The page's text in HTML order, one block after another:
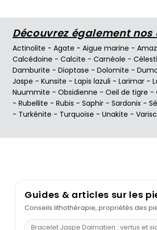
Découvrez également
Actinolite - Agate - Aigue marine -
Calcédoine - Calcite - Carnéole -
Damburite - Dioptase - Dolomite -
Jaspe - Kunsite - Lapis lazuli - Larimar -
Nuummite - Obsidienne - Oeil de tigre -
- Rubellite - Rubis - Saphir - Sardonix -
- Turkénite - Turquoise - Unakite -
Guides & articles sur les
Conseils lithothérapie, propriétés des
Bracelet Jaspe Dalmatien : vertus et